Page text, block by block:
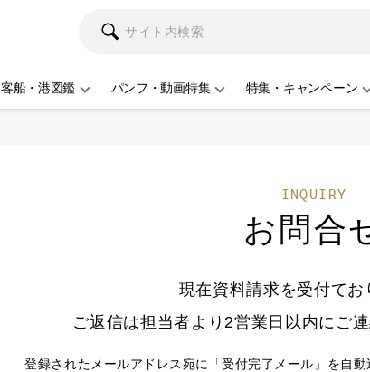
客船・港図鑑 パンフ・動画特集 特集・キャンペーン
INQUIRY
お問合
現在資料請求を受付てお
ご返信は担当者より2営業日以内にご
登録されたメールアドレス宛に「受付完了メール」を自